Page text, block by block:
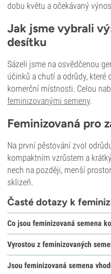
dobu květu a očekávaný
Jak jsme vybrali
desítku
Sázeli jsme na osvědčenou
účinků a chutí a odrůdy, které
komerční místnosti. Celou
feminizovanými semeny.
Feminizovaná pro
Na první pěstování zvol
kompaktním vzrůstem a
nech na později, menší
sklizeň.
Časté dotazy k
Co jsou feminizovaná semena
Vyrostou z feminizovaných
Jsou feminizovaná semena